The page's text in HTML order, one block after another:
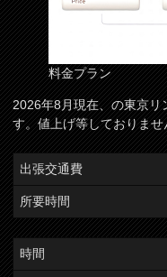
料金プラン
2026年8月現在、の東京
す。値上げ等しておりま
出張交通費
所要時間
時間